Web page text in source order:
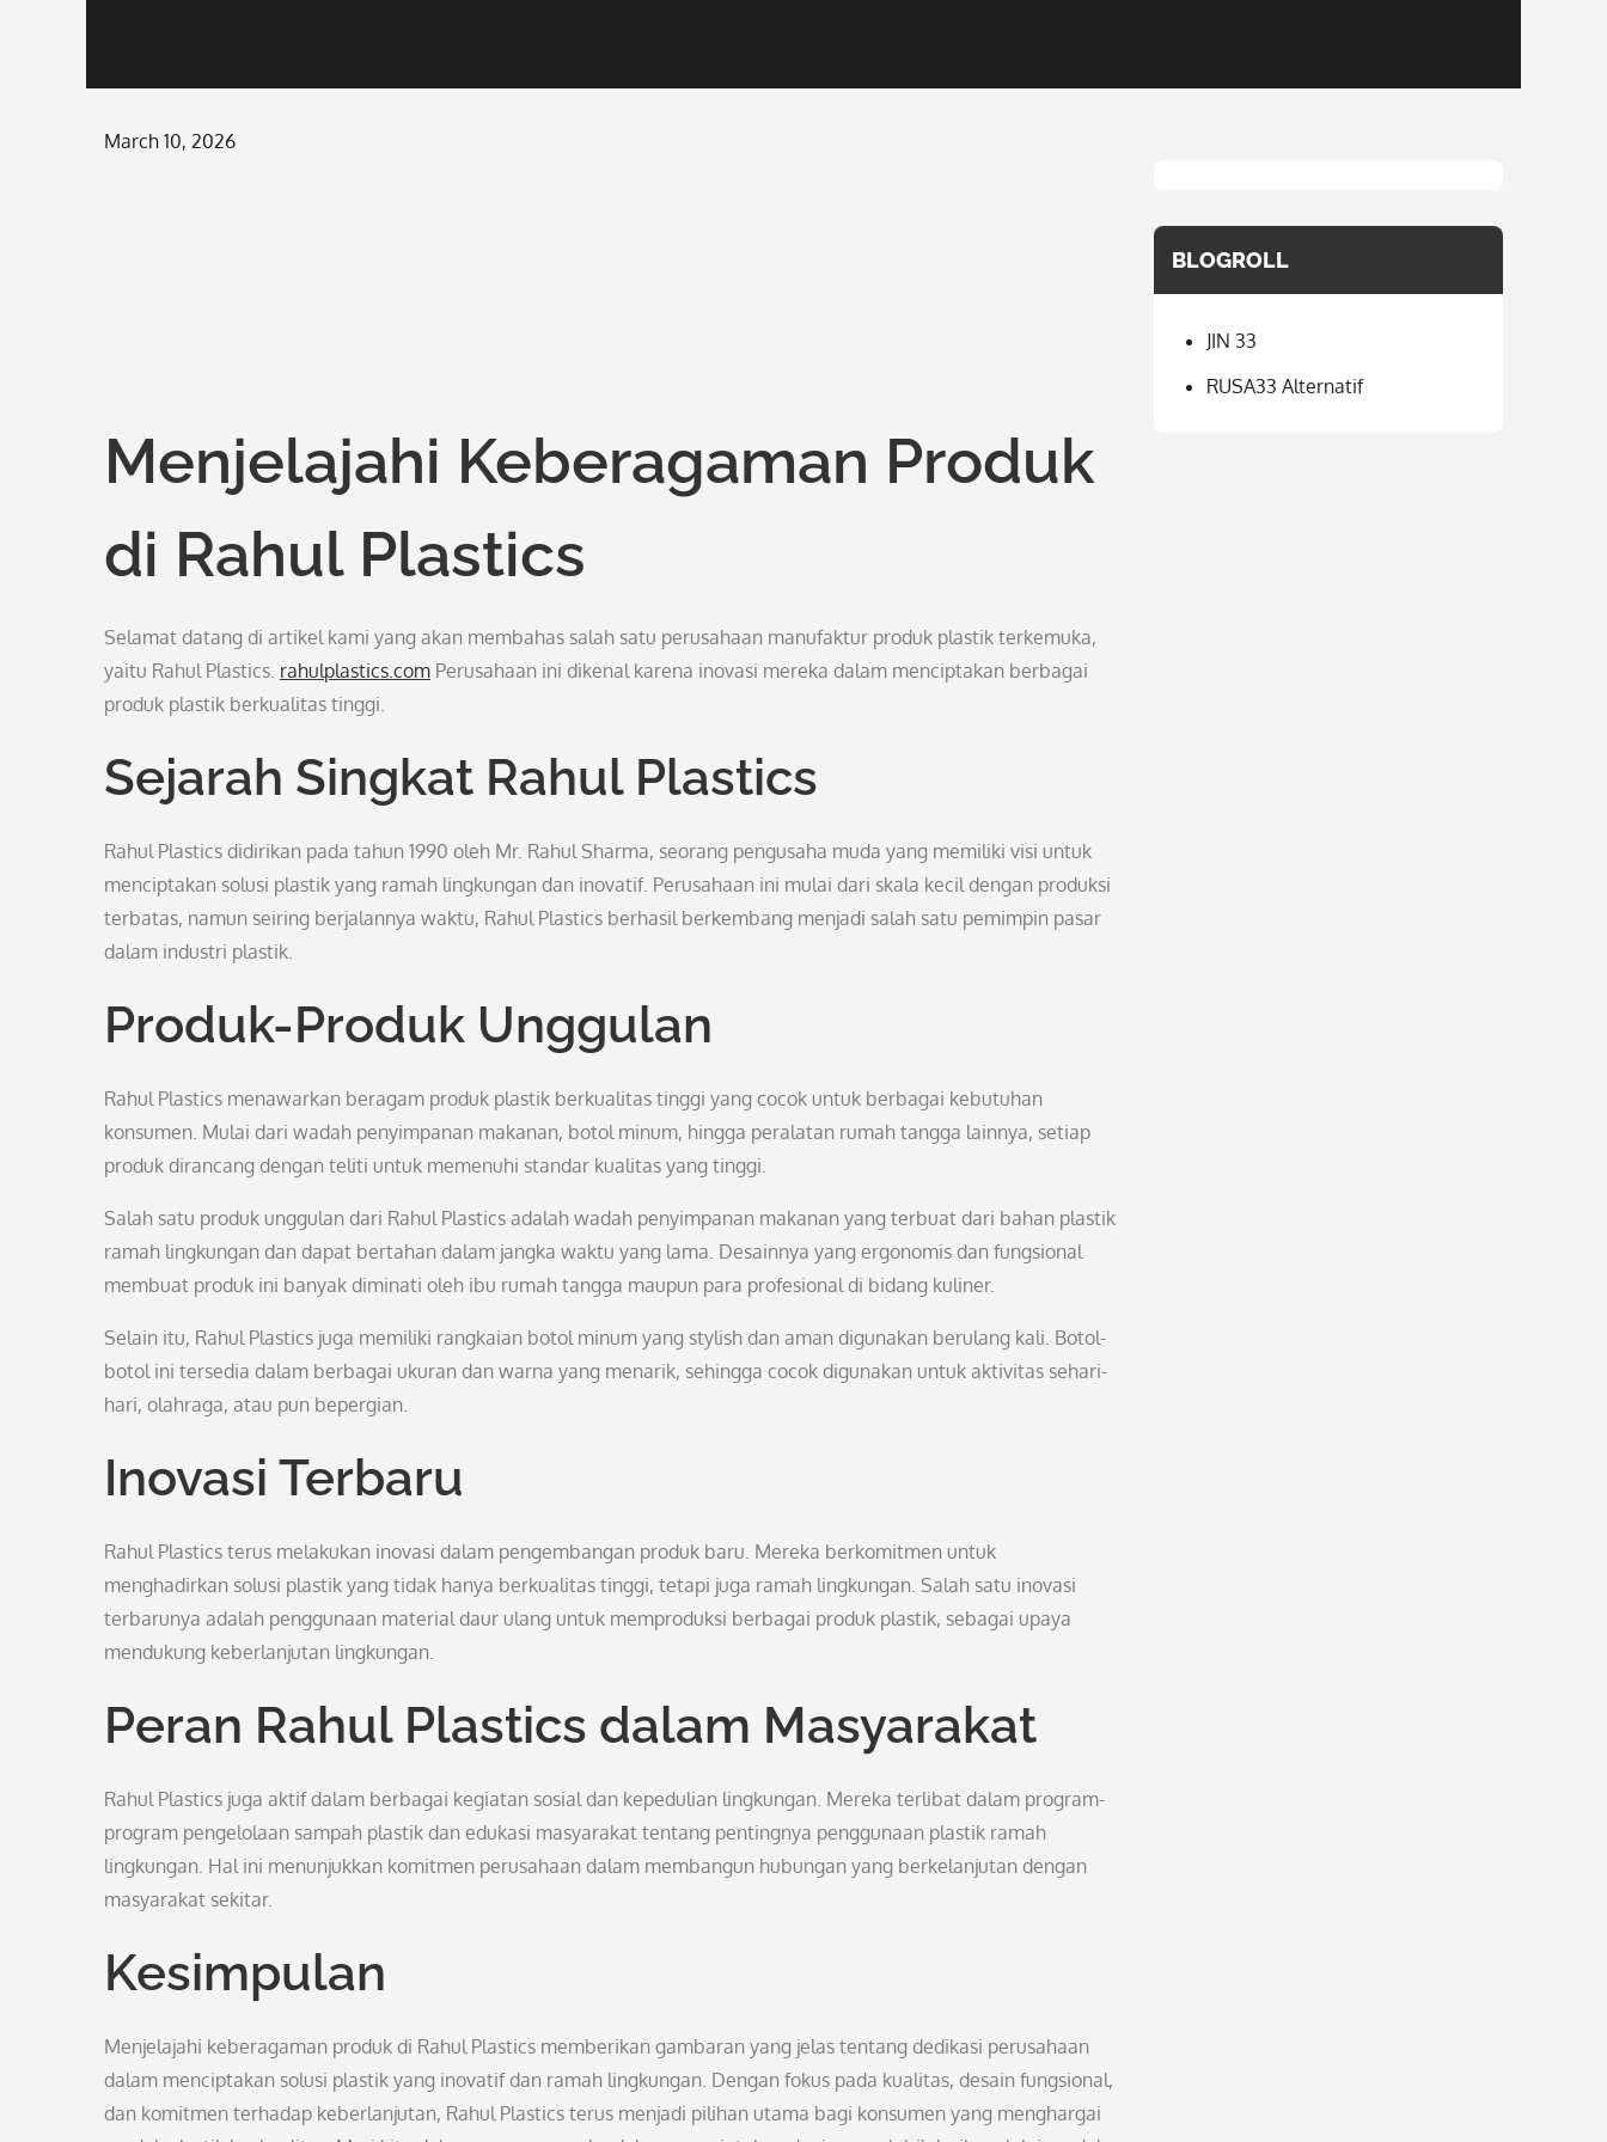
Posted
March 10, 2026
Menjelajahi Keberagaman Produk
di Rahul Plastics
Selamat datang di artikel kami yang akan membahas salah satu perusahaan manufaktur produk plastik terkemuka,
yaitu Rahul Plastics. rahulplastics.com Perusahaan ini dikenal karena inovasi mereka dalam menciptakan berbagai
produk plastik berkualitas tinggi.
Sejarah Singkat Rahul Plastics
Rahul Plastics didirikan pada tahun 1990 oleh Mr. Rahul Sharma, seorang pengusaha muda yang memiliki visi untuk
menciptakan solusi plastik yang ramah lingkungan dan inovatif. Perusahaan ini mulai dari skala kecil dengan produksi
terbatas, namun seiring berjalannya waktu, Rahul Plastics berhasil berkembang menjadi salah satu pemimpin pasar
dalam industri plastik.
Produk-Produk Unggulan
Rahul Plastics menawarkan beragam produk plastik berkualitas tinggi yang cocok untuk berbagai kebutuhan
konsumen. Mulai dari wadah penyimpanan makanan, botol minum, hingga peralatan rumah tangga lainnya, setiap
produk dirancang dengan teliti untuk memenuhi standar kualitas yang tinggi.
Salah satu produk unggulan dari Rahul Plastics adalah wadah penyimpanan makanan yang terbuat dari bahan plastik
ramah lingkungan dan dapat bertahan dalam jangka waktu yang lama. Desainnya yang ergonomis dan fungsional
membuat produk ini banyak diminati oleh ibu rumah tangga maupun para profesional di bidang kuliner.
Selain itu, Rahul Plastics juga memiliki rangkaian botol minum yang stylish dan aman digunakan berulang kali. Botol-
botol ini tersedia dalam berbagai ukuran dan warna yang menarik, sehingga cocok digunakan untuk aktivitas sehari-
hari, olahraga, atau pun bepergian.
Inovasi Terbaru
Rahul Plastics terus melakukan inovasi dalam pengembangan produk baru. Mereka berkomitmen untuk
menghadirkan solusi plastik yang tidak hanya berkualitas tinggi, tetapi juga ramah lingkungan. Salah satu inovasi
terbarunya adalah penggunaan material daur ulang untuk memproduksi berbagai produk plastik, sebagai upaya
mendukung keberlanjutan lingkungan.
Peran Rahul Plastics dalam Masyarakat
Rahul Plastics juga aktif dalam berbagai kegiatan sosial dan kepedulian lingkungan. Mereka terlibat dalam program-
program pengelolaan sampah plastik dan edukasi masyarakat tentang pentingnya penggunaan plastik ramah
lingkungan. Hal ini menunjukkan komitmen perusahaan dalam membangun hubungan yang berkelanjutan dengan
masyarakat sekitar.
Kesimpulan
Menjelajahi keberagaman produk di Rahul Plastics memberikan gambaran yang jelas tentang dedikasi perusahaan
dalam menciptakan solusi plastik yang inovatif dan ramah lingkungan. Dengan fokus pada kualitas, desain fungsional,
dan komitmen terhadap keberlanjutan, Rahul Plastics terus menjadi pilihan utama bagi konsumen yang menghargai
BLOGROLL
JIN 33
RUSA33 Alternatif